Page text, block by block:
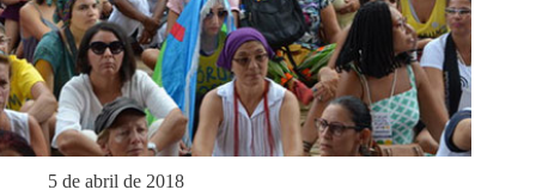
5 de abril de 2018